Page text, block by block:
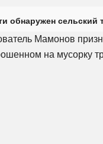
обнаружен сельский